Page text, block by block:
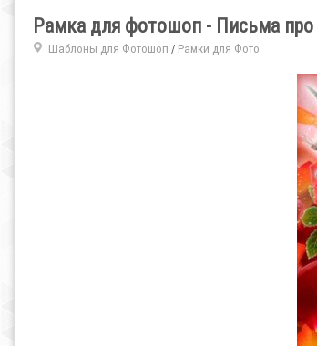
Рамка для фотошоп - Письма
Шаблоны для Фотошоп / Рамки для Фото